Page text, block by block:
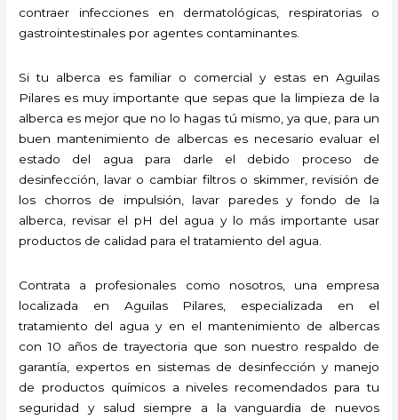
contraer infecciones en dermatológicas, respiratorias o
gastrointestinales por agentes contaminantes.
Si tu alberca es familiar o comercial y estas en Aguilas
Pilares es muy importante que sepas que la limpieza de la
alberca es mejor que no lo hagas tú mismo, ya que, para un
buen mantenimiento de albercas es necesario evaluar el
estado del agua para darle el debido proceso de
desinfección, lavar o cambiar filtros o skimmer, revisión de
los chorros de impulsión, lavar paredes y fondo de la
alberca, revisar el pH del agua y lo más importante usar
productos de calidad para el tratamiento del agua.
Contrata a profesionales como nosotros, una empresa
localizada en Aguilas Pilares, especializada en el
tratamiento del agua y en el mantenimiento de albercas
con 10 años de trayectoria que son nuestro respaldo de
garantía, expertos en sistemas de desinfección y manejo
de productos químicos a niveles recomendados para tu
seguridad y salud siempre a la vanguardia de nuevos